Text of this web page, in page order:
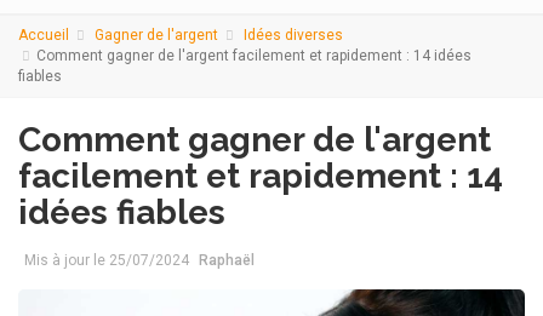
Accueil Gagner de l'argent
Idées diverses
Comment gagner de l'argent facilement et rapidement : 14 idées
fiables
Comment gagner de l'argent
facilement et rapidement : 14
idées fiables
Mis à jour le 25/07/2024 Raphaël